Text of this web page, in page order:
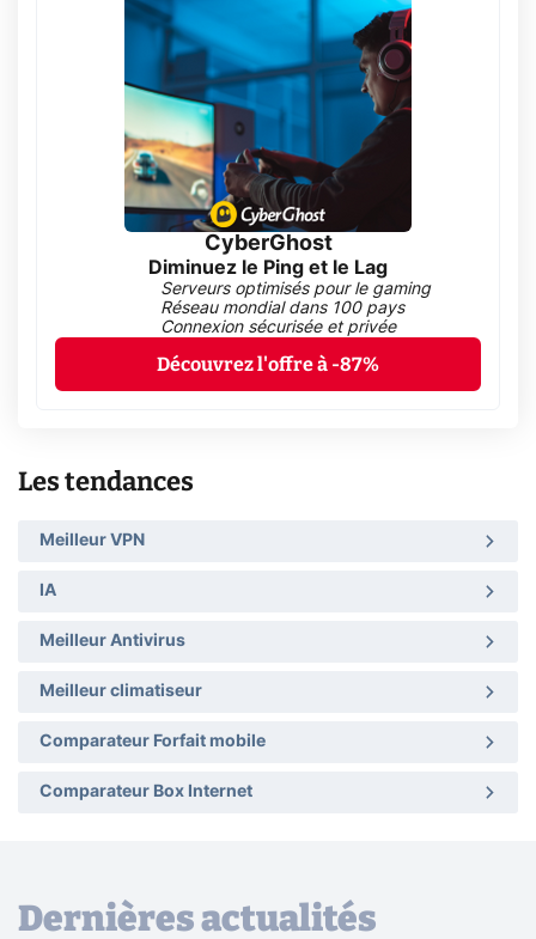
CyberGhost
Diminuez le Ping et le Lag
Serveurs optimisés pour le gaming
Réseau mondial dans 100 pays
Connexion sécurisée et privée
Découvrez l'offre à -87%
Les tendances
Meilleur VPN
IA
Meilleur Antivirus
Meilleur climatiseur
Comparateur Forfait mobile
Comparateur Box Internet
Dernières actualités